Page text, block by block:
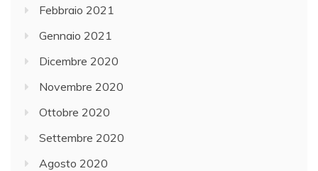
Febbraio 2021
Gennaio 2021
Dicembre 2020
Novembre 2020
Ottobre 2020
Settembre 2020
Agosto 2020